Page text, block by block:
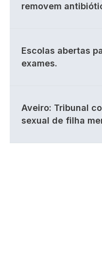
removem
Escolas abertas
exames.
Aveiro: Tribunal
sexual de filha